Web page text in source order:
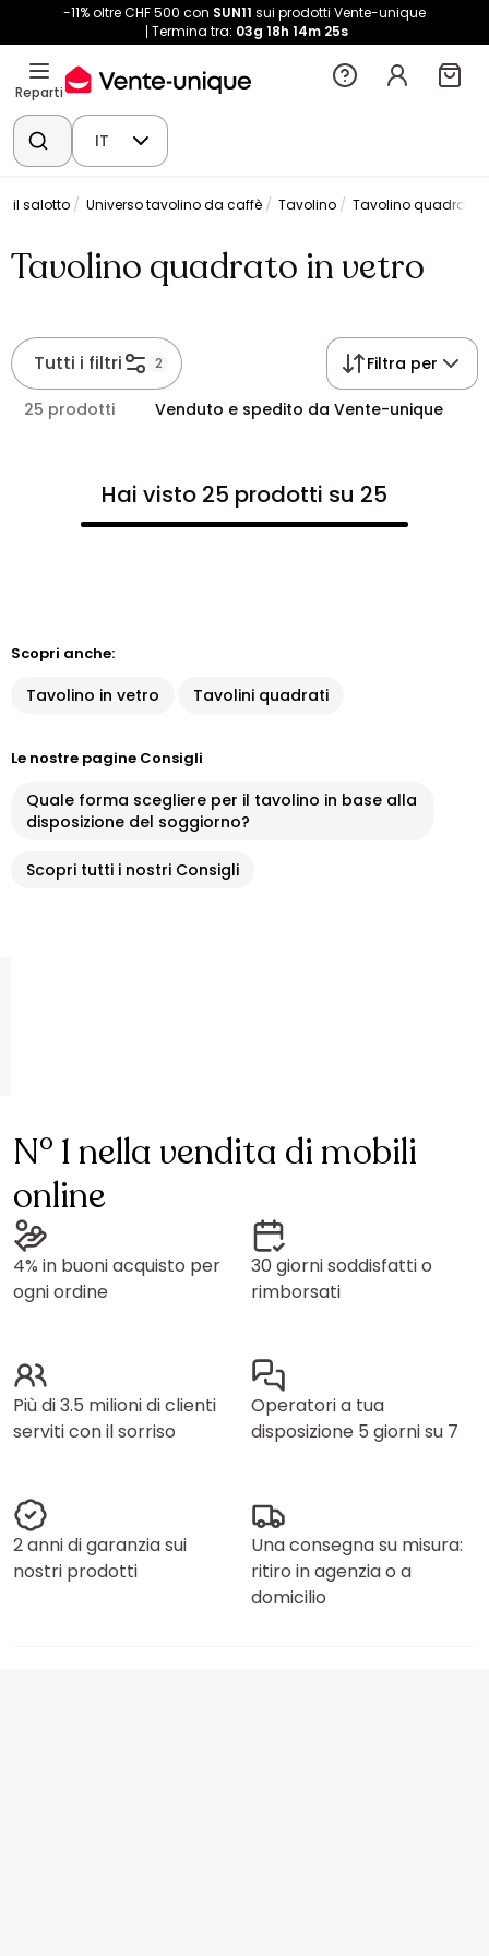
-11% oltre CHF 500 con SUN11 sui prodotti Vente-unique
Termina tra: 03g 18h 14m 24s
Reparti
IT
il salotto Universo tavolino da caffè Tavolino Tavolino quadrato
Tavolino quadrato in vetro
Tutti i filtri 2 Filtra per
25 prodotti Venduto e spedito da Vente-unique
Hai visto 25 prodotti su 25
Scopri anche:
Tavolino in vetro Tavolini quadrati
Le nostre pagine Consigli
Quale forma scegliere per il tavolino in base alla
disposizione del soggiorno?
Scopri tutti i nostri Consigli
N° 1 nella vendita di mobili
online
4% in buoni acquisto per
ogni ordine
30 giorni soddisfatti o
rimborsati
Più di 3.5 milioni di clienti
serviti con il sorriso
Operatori a tua
disposizione 5 giorni su 7
2 anni di garanzia sui
nostri prodotti
Una consegna su misura:
ritiro in agenzia o a
domicilio